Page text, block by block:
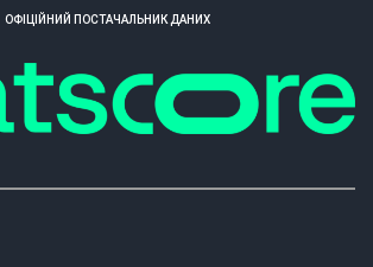
ОФІЦІЙНИЙ ПОСТАЧАЛЬНИК ДАНИХ